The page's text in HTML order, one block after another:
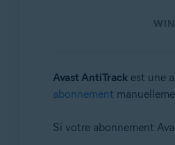
Avast AntiTrackest une
abonnement
Si votre abonnement